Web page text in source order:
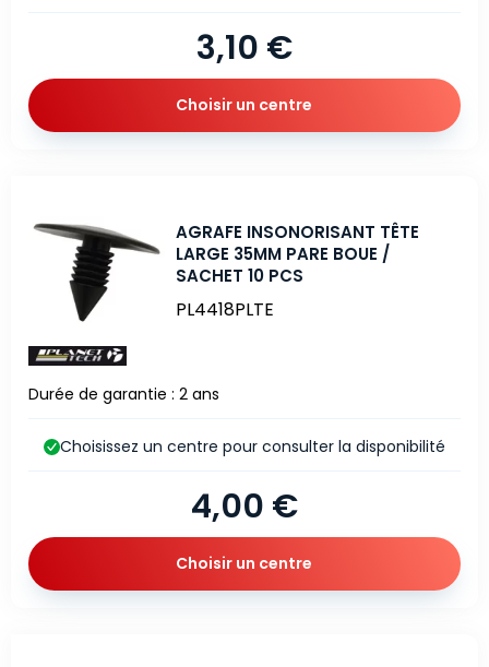
3,10 €
Choisir un centre
AGRAFE INSONORISANT TÊTE
LARGE 35MM PARE BOUE /
SACHET 10 PCS
PL4418PLTE
Durée de garantie : 2 ans
4,00 €
Choisissez un centre pour consulter la disponibilité
Choisir un centre